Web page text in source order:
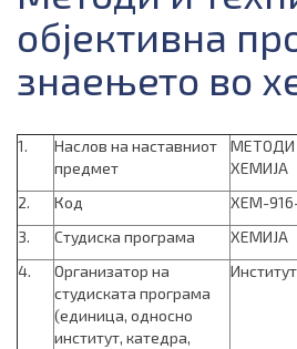
објективна
знаењето во
1.
Наслов на наставниот
предмет
МЕТОДИ
ХЕМИЈА
2.
Код
ХЕМ-
3.
Студиска програма
ХЕМИЈА
4.
Организатор на
студиската програма
(единица, односно
институт, катедра,